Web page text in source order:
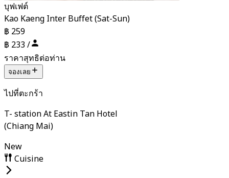
บุฟเฟต์
Kao Kaeng Inter Buffet (Sat-Sun)
฿ 259
฿ 233 /
ราคาสุทธิต่อท่าน
จองเลย
ไปที่ตะกร้า
T- station At Eastin Tan Hotel
(Chiang Mai)
New
Cuisine